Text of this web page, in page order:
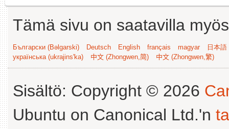
Tämä sivu on saatavilla
Български (Bəlgarski) Deutsch English français magyar
日本
українська (ukrajins'ka)
中文 (Zhongwen,简) 中文 (Zhongwen,繁)
Sisältö: Copyright © 2026
Ubuntu on Canonical Ltd.'n